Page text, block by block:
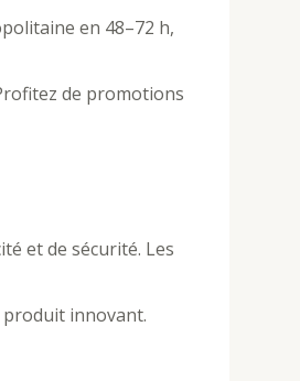
en 48–72 h,
de promotions
et de sécurité. Les
produit innovant.